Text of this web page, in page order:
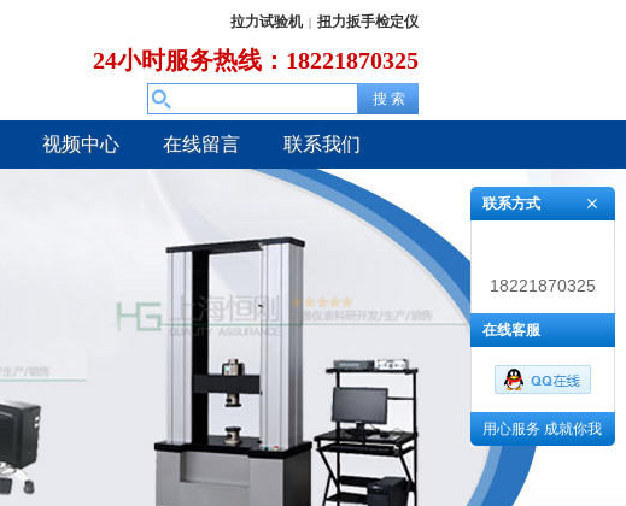
拉力试验机 | 扭力扳手检定仪
24小时服务热线：18221870325
视频中心 在线留言 联系我们
联系方式
18221870325
在线客服
用心服务 成就你我